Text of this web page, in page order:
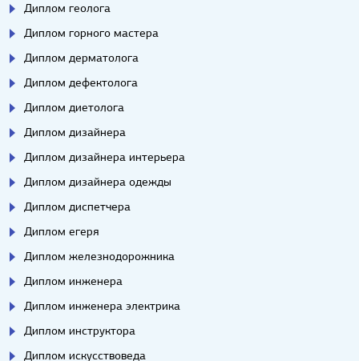
Диплом геолога
Диплом горного мастера
Диплом дерматолога
Диплом дефектолога
Диплом диетолога
Диплом дизайнера
Диплом дизайнера интерьера
Диплом дизайнера одежды
Диплом диспетчера
Диплом егеря
Диплом железнодорожника
Диплом инженера
Диплом инженера электрика
Диплом инструктора
Диплом искусствоведа